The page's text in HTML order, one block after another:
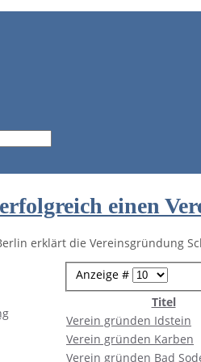
einen
erklärt die Vereinsgründung
Anzeige #
Titel
Verein gründen Idstein
Verein gründen Karben
Verein gründen Bad